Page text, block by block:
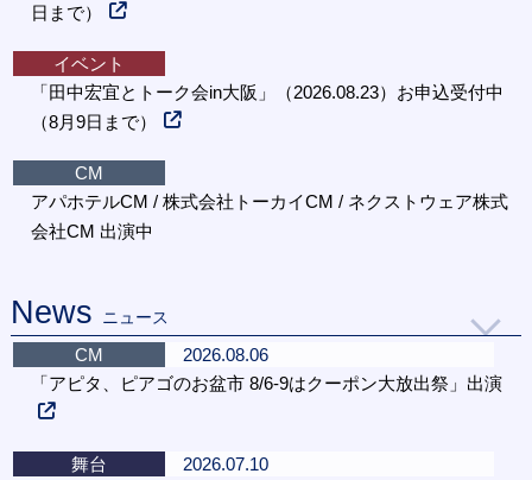
日まで）
イベント
「田中宏宜とトーク会in大阪」（2026.08.23）お申込受付中
（8月9日まで）
CM
アパホテルCM / 株式会社トーカイCM / ネクストウェア株式
会社CM 出演中
News ニュース
CM
2026.08.06
「アピタ、ピアゴのお盆市 8/6-9はクーポン大放出祭」出演
舞台
2026.07.10